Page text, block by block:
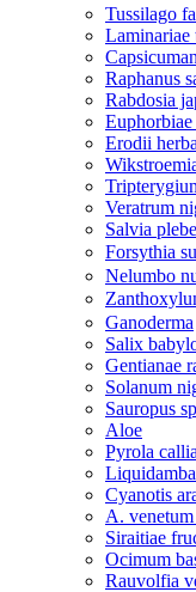
Tussilago
Laminariae
Raphanus
Rabdosia
Euphorbiae
Erodii
Veratrum
Salvia
Forsythia
Nelumbo
Ganoderma
Salix
Gentianae
Solanum
Sauropus
Aloe
Pyrola
Cyanotis
A.
Siraitiae
Ocimum
Rauvolfia